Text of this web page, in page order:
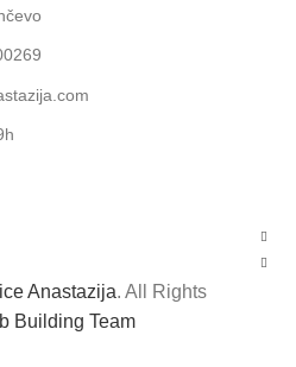
Anastazija. All Rights
Building Team